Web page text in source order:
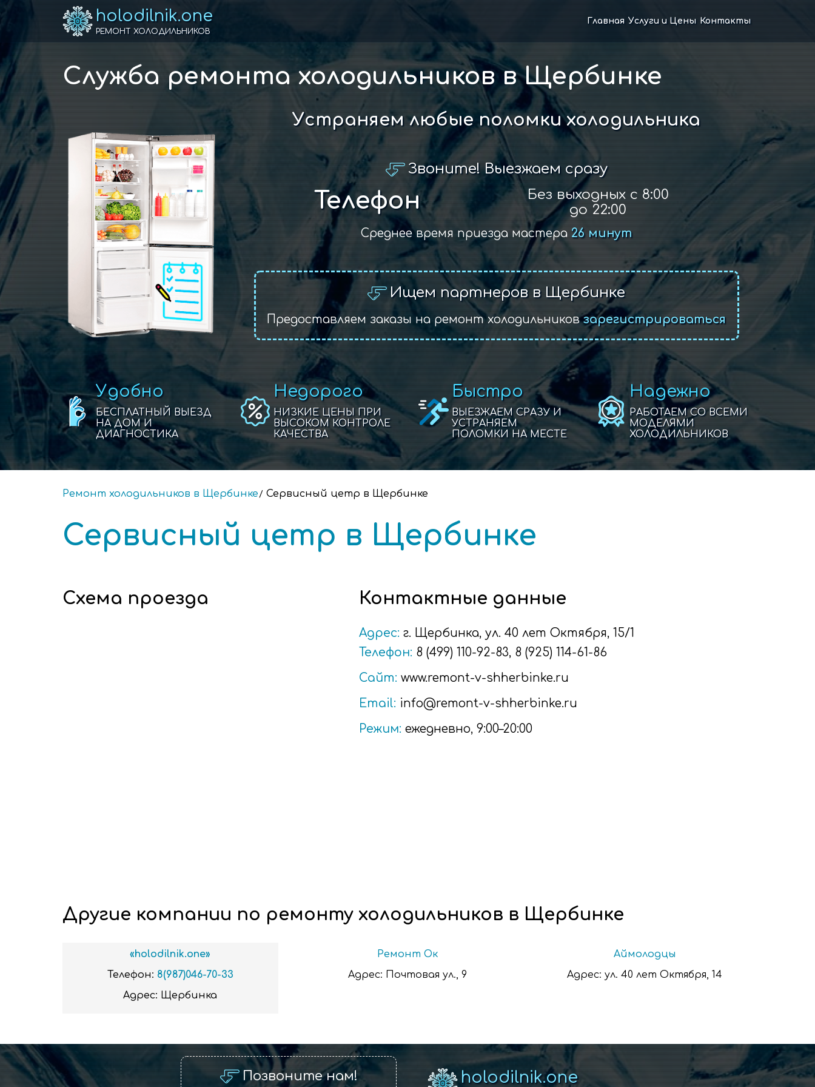
holodilnik.one
РЕМОНТ ХОЛОДИЛЬНИКОВ
Главная Услуги и Цены Контакты
Служба ремонта холодильников в Щербинке
Устраняем любые поломки холодильника
Звоните! Выезжаем сразу
Телефон
Без выходных с 8:00
до 22:00
Среднее время приезда мастера26 минут
Ищем партнеров в Щербинке
Предоставляем заказы на ремонт холодильниковзарегистрироваться
Удобно
БЕСПЛАТНЫЙ ВЫЕЗД
НА ДОМ И
ДИАГНОСТИКА
Недорого
НИЗКИЕ ЦЕНЫ ПРИ
ВЫСОКОМ КОНТРОЛЕ
КАЧЕСТВА
Быстро
ВЫЕЗЖАЕМ СРАЗУ И
УСТРАНЯЕМ
ПОЛОМКИ НА МЕСТЕ
Надежно
РАБОТАЕМ СО ВСЕМИ
МОДЕЛЯМИ
ХОЛОДИЛЬНИКОВ
Ремонт холодильников в Щербинке Сервисный цетр в Щербинке
Сервисный цетр в Щербинке
Схема проезда Контактные данные
Адрес: г. Щербинка, ул. 40 лет Октября, 15/1
Телефон: 8 (499) 110-92-83, 8 (925) 114-61-86
Сайт: www.remont-v-shherbinke.ru
Email: info@remont-v-shherbinke.ru
Режим: ежедневно, 9:00–20:00
Другие компании по ремонту холодильников в Щербинке
«holodilnik.one»
Телефон: 8(987)046-70-33
Адрес: Щербинка
Ремонт Ок
Адрес: Почтовая ул., 9
Аймолодцы
Адрес: ул. 40 лет Октября, 14
Позвоните нам! holodilnik.one